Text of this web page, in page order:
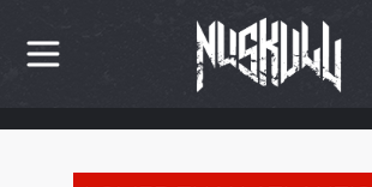
HÍREK